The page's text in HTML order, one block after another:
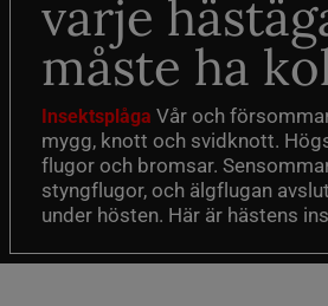
varje
måste ha
Insektsplåga Vår och
mygg, knott och svidknott.
flugor och bromsar.
styngflugor, och älgflugan
under hösten. Här är hästens